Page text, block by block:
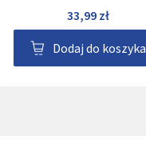
33,99 zł
Dodaj do koszyka